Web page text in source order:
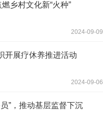
乡村文化新“火种”
2024-09-09
开展疗休养推进活动
2024-09-06
”，推动基层监督下沉